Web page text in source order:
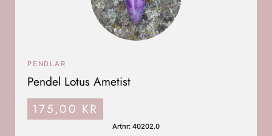
PENDLAR
Pendel Lotus Ametist
175,00 KR
Artnr: 40202.0